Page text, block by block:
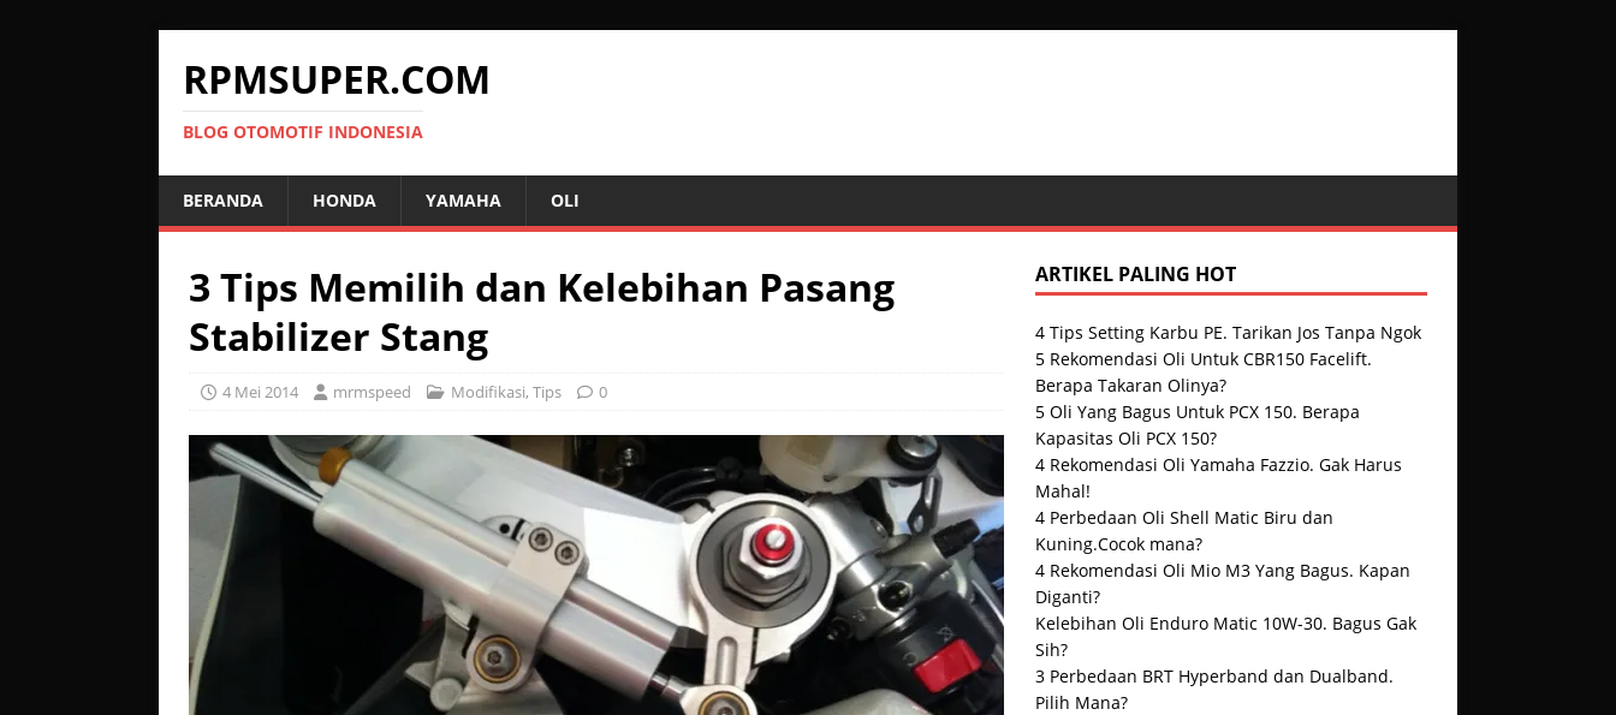
RPMSUPER.COM
BLOG OTOMOTIF INDONESIA
BERANDA HONDA YAMAHA OLI
3 Tips Memilih dan Kelebihan Pasang
Stabilizer Stang
4 Mei 2014 mrmspeed Modifikasi, Tips 0
ARTIKEL PALING HOT
4 Tips Setting Karbu PE. Tarikan Jos Tanpa Ngok
5 Rekomendasi Oli Untuk CBR150 Facelift.
Berapa Takaran Olinya?
5 Oli Yang Bagus Untuk PCX 150. Berapa
Kapasitas Oli PCX 150?
4 Rekomendasi Oli Yamaha Fazzio. Gak Harus
Mahal!
4 Perbedaan Oli Shell Matic Biru dan
Kuning.Cocok mana?
4 Rekomendasi Oli Mio M3 Yang Bagus. Kapan
Diganti?
Kelebihan Oli Enduro Matic 10W-30. Bagus Gak
Sih?
3 Perbedaan BRT Hyperband dan Dualband.
Pilih Mana?